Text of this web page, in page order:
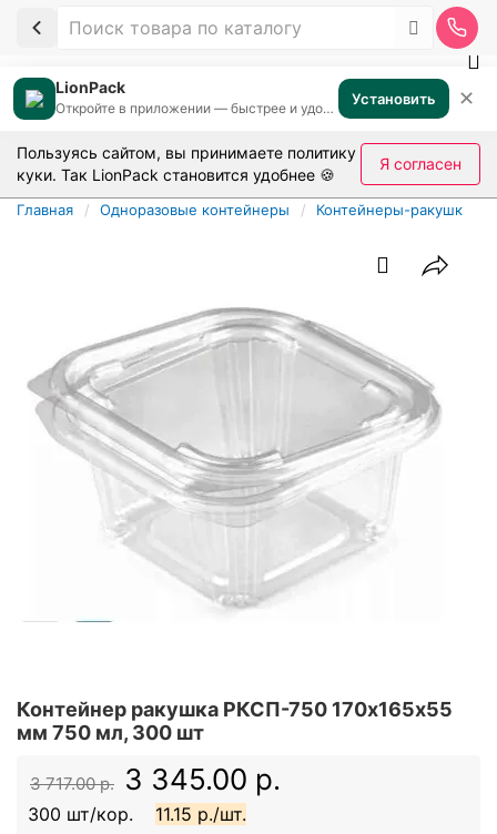
LionPack
Откройте в приложении — быстрее и удобнее Установить ✕
Пользуясь сайтом, вы принимаете политику
куки. Так LionPack становится удобнее 🍪
Я согласен
Главная Одноразовые контейнеры Контейнеры-ракушки
Контейнер ракушка РКСП-750 170х165х55
мм 750 мл, 300 шт
3 717.00 р. 3 345.00 р.
300 шт/кор. 11.15 р./шт.